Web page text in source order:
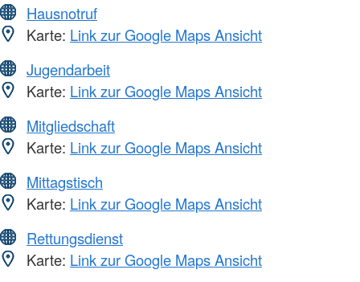
Hausnotruf
Karte: Link zur Google Maps Ansicht
Jugendarbeit
Karte: Link zur Google Maps Ansicht
Mitgliedschaft
Karte: Link zur Google Maps Ansicht
Mittagstisch
Karte: Link zur Google Maps Ansicht
Rettungsdienst
Karte: Link zur Google Maps Ansicht